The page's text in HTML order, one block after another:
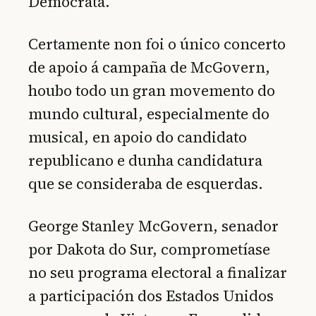
Certamente non foi o único concerto
de apoio á campaña de McGovern,
houbo todo un gran movemento do
mundo cultural, especialmente do
musical, en apoio do candidato
republicano e dunha candidatura
que se consideraba de esquerdas.
George Stanley McGovern, senador
por Dakota do Sur, comprometíase
no seu programa electoral a finalizar
a participación dos Estados Unidos